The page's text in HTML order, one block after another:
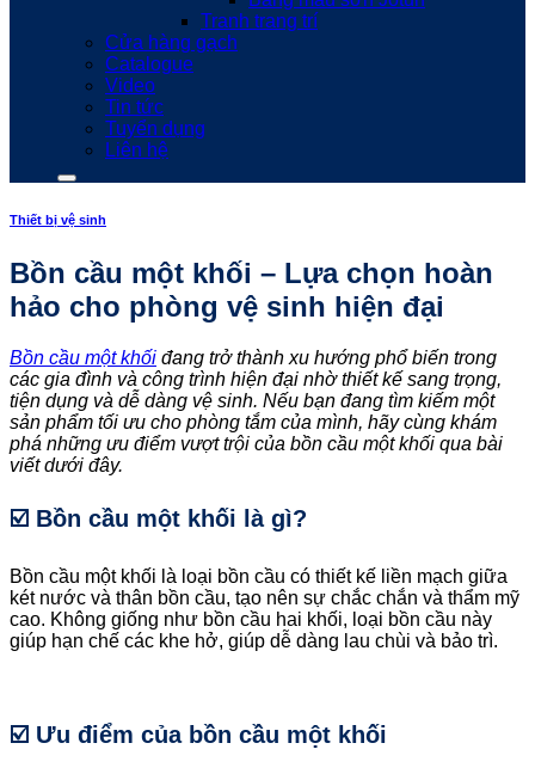
Tranh trang trí
Cửa hàng gạch
Catalogue
Video
Tin tức
Tuyển dụng
Liên hệ
Thiết bị vệ sinh
Bồn cầu một khối – Lựa chọn hoàn
hảo cho phòng vệ sinh hiện đại
Bồn cầu một khối đang trở thành xu hướng phổ biến trong
các gia đình và công trình hiện đại nhờ thiết kế sang trọng,
tiện dụng và dễ dàng vệ sinh. Nếu bạn đang tìm kiếm một
sản phẩm tối ưu cho phòng tắm của mình, hãy cùng khám
phá những ưu điểm vượt trội của bồn cầu một khối qua bài
viết dưới đây.
☑️ Bồn cầu một khối là gì?
Bồn cầu một khối là loại bồn cầu có thiết kế liền mạch giữa
két nước và thân bồn cầu, tạo nên sự chắc chắn và thẩm mỹ
cao. Không giống như bồn cầu hai khối, loại bồn cầu này
giúp hạn chế các khe hở, giúp dễ dàng lau chùi và bảo trì.
☑️ Ưu điểm của bồn cầu một khối